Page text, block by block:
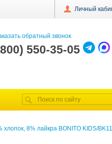
Личный
обратный звонок
550-35-05
хлопок, 8% лайкра BONITO KIDS/